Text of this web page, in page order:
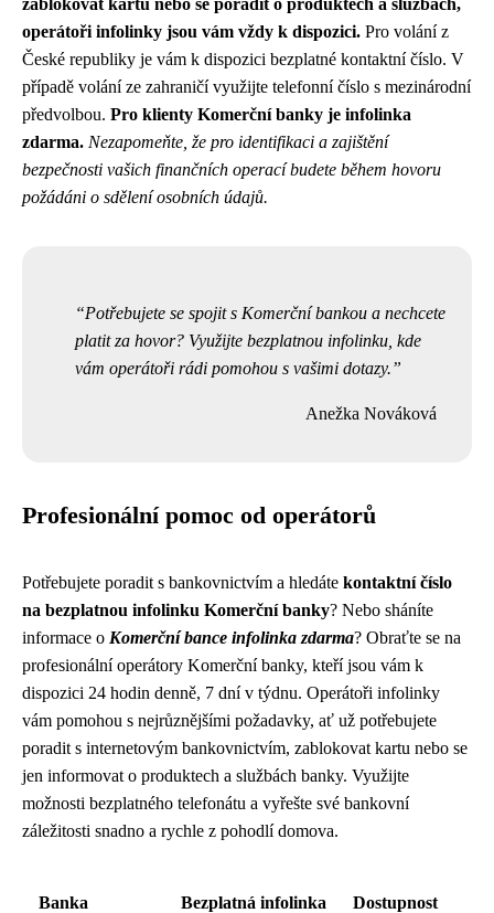
zablokovat kartu nebo se poradit o produktech a službách,
operátoři infolinky jsou vám vždy k dispozici. Pro volání z
České republiky je vám k dispozici bezplatné kontaktní číslo. V
případě volání ze zahraničí využijte telefonní číslo s mezinárodní
předvolbou. Pro klienty Komerční banky je infolinka
zdarma. Nezapomeňte, že pro identifikaci a zajištění
bezpečnosti vašich finančních operací budete během hovoru
požádáni o sdělení osobních údajů.
Potřebujete se spojit s Komerční bankou a nechcete
platit za hovor? Využijte bezplatnou infolinku, kde
vám operátoři rádi pomohou s vašimi dotazy.
Anežka Nováková
Profesionální pomoc od operátorů
Potřebujete poradit s bankovnictvím a hledáte kontaktní číslo
na bezplatnou infolinku Komerční banky? Nebo sháníte
informace o Komerční bance infolinka zdarma? Obraťte se na
profesionální operátory Komerční banky, kteří jsou vám k
dispozici 24 hodin denně, 7 dní v týdnu. Operátoři infolinky
vám pomohou s nejrůznějšími požadavky, ať už potřebujete
poradit s internetovým bankovnictvím, zablokovat kartu nebo se
jen informovat o produktech a službách banky. Využijte
možnosti bezplatného telefonátu a vyřešte své bankovní
záležitosti snadno a rychle z pohodlí domova.
Banka Bezplatná infolinka Dostupnost